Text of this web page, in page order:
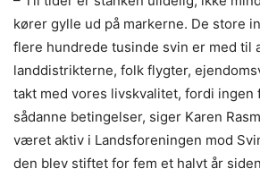
kører gylle ud på markerne. De store
flere hundrede tusinde svin er med til
landdistrikterne, folk flygter,
takt med vores livskvalitet, fordi
sådanne betingelser, siger Karen
været aktiv i Landsforeningen mod
den blev stiftet for fem et halvt år